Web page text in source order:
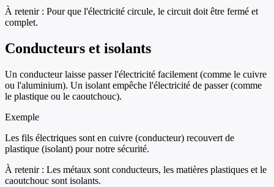
À retenir : Pour que l'électricité circule, le circuit doit être fermé et
complet.
Conducteurs et isolants
Un conducteur laisse passer l'électricité facilement (comme le cuivre
ou l'aluminium). Un isolant empêche l'électricité de passer (comme
le plastique ou le caoutchouc).
Exemple
Les fils électriques sont en cuivre (conducteur) recouvert de
plastique (isolant) pour notre sécurité.
À retenir : Les métaux sont conducteurs, les matières plastiques et le
caoutchouc sont isolants.